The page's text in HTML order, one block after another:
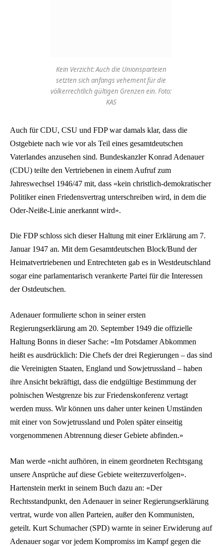
Kein Verzicht: Auch die Unionsparteien
setzten sich anfangs vehement für die
völkerrechtlich gültigen Grenzen ein. Foto:
KAS
Auch für CDU, CSU und FDP war damals klar, dass die
Ostgebiete nach wie vor als Teil eines gesamtdeutschen
Vaterlandes anzusehen sind. Bundeskanzler Konrad Adenauer
(CDU) teilte den Vertriebenen in einem Aufruf zum
Jahreswechsel 1946/47 mit, dass «kein christlich-demokratischer
Politiker einen Friedensvertrag unterschreiben wird, in dem die
Oder-Neiße-Linie anerkannt wird».
Die FDP schloss sich dieser Haltung mit einer Erklärung am 7.
Januar 1947 an. Mit dem Gesamtdeutschen Block/Bund der
Heimatvertriebenen und Entrechteten gab es in Westdeutschland
sogar eine parlamentarisch verankerte Partei für die Interessen
der Ostdeutschen.
Adenauer formulierte schon in seiner ersten
Regierungserklärung am 20. September 1949 die offizielle
Haltung Bonns in dieser Sache: «Im Potsdamer Abkommen
heißt es ausdrücklich: Die Chefs der drei Regierungen – das sind
die Vereinigten Staaten, England und Sowjetrussland – haben
ihre Ansicht bekräftigt, dass die endgültige Bestimmung der
polnischen Westgrenze bis zur Friedenskonferenz vertagt
werden muss. Wir können uns daher unter keinen Umständen
mit einer von Sowjetrussland und Polen später einseitig
vorgenommenen Abtrennung dieser Gebiete abfinden.»
Man werde «nicht aufhören, in einem geordneten Rechtsgang
unsere Ansprüche auf diese Gebiete weiterzuverfolgen».
Hartenstein merkt in seinem Buch dazu an: «Der
Rechtsstandpunkt, den Adenauer in seiner Regierungserklärung
vertrat, wurde von allen Parteien, außer den Kommunisten,
geteilt. Kurt Schumacher (SPD) warnte in seiner Erwiderung auf
Adenauer sogar vor jedem Kompromiss im Kampf gegen die